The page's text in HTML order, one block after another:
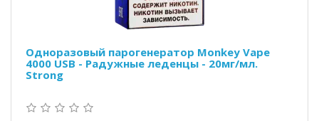
Одноразовый парогенератор Monkey Vape
4000 USB - Радужные леденцы - 20мг/мл.
Strong